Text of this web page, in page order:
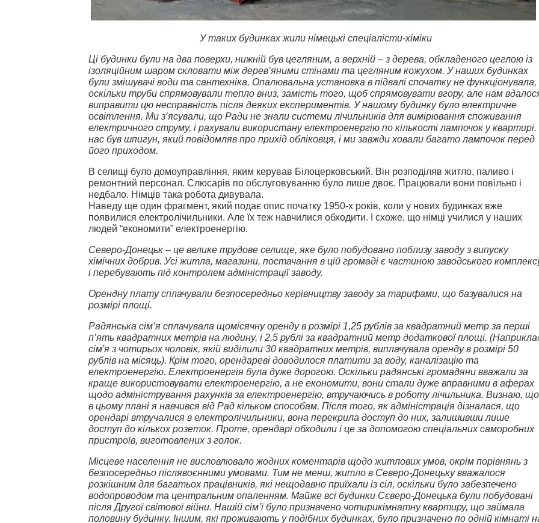
У таких будинках жили німецькі спеціалісти-хіміки
Ці будинки були на два поверхи, нижній був цегляним, а верхній – з дерева, обкладеного цеглою із
ізоляційним шаром скловати між дерев’яними стінами та цегляним кожухом. У наших будинках
були змішувачі води та сантехніка. Опалювальна установка в підвалі спочатку не функціонувала,
оскільки труби спрямовували тепло вниз, замість того, щоб спрямовувати вгору, але нам
виправити цю несправність після деяких експериментів. У нашому будинку було електричне
освітлення. Ми з’ясували, що Ради не знали системи лічильників для вимірювання споживання
електричного струму, і рахували використану електроенергію по кількості лампочок у квартирі.
нас був шпигун, який повідомляв про прихід обліковця, і ми завжди ховали багато лампочок перед
його приходом.
В селищі було домоуправління, яким керував Білоцерковський. Він розподіляв житло, паливо і
ремонтний персонал. Слюсарів по обслуговуванню було лише двоє. Працювали вони повільно і
недбало. Німців така робота дивувала.
Наведу ще один фрагмент, який подає опис початку 1950-х років, коли у нових будинках вже
появилися електролічильники. Але їх теж навчилися обходити. І схоже, що німці училися у наших
людей “економити” електроенергію.
Северо-Донецьк – це велике трудове селище, яке було побудовано поблизу заводу з випуску
хімічних добрив. Усі житла, магазини, постачання в цій громаді є частиною заводського
і перебувають під контролем адміністрації заводу.
Орендну плату сплачували безпосередньо керівництву заводу за тарифами, що базувалися на
розмірі площі.
Радянська сім’я сплачувала щомісячну оренду в розмірі 1,25 рублів за квадратний метр за перші
п’ять квадратних метрів на людину, і 2,5 рублі за квадратний метр додаткової площі.
сім'я з чотирьох чоловік, якій виділили 30 квадратних метрів, виплачувала оренду в розмірі 50
рублів на місяць). Крім того, орендареві доводилося платити за воду, каналізацію та
електроенергію. Електроенергія була дуже дорогою. Оскільки радянські громадяни вважали за
краще використовувати електроенергію, а не економити, вони стали дуже вправними в аферах
щодо адміністрування рахунків за електроенергію, втручаючись в роботу лічильника. Визнаю, що
в цьому плані я навчився від Рад кільком способам. Після того, як адміністрація дізналася, що
орендарі втручалися в електролічильники, вона перекрила доступ до них, залишивши лише
доступ до кількох розеток. Проте, орендарі обходили і це за допомогою спеціальних саморобних
пристроїв, виготовлених з голок.
Місцеве населення не висловлювало жодних коментарів щодо житлових умов, окрім порівнянь з
безпосередньо післявоєнними умовами. Тим не менш, житло в Северо-Донецьку вважалося
розкішним для багатьох працівників, які нещодавно приїхали із сіл, оскільки було забезпечено
водопроводом та центральним опаленням. Майже всі будинки Сєверо-Донецька були побудовані
після Другої світової війни. Нашій сім’ї було призначено чотирикімнатну квартиру, що займала
половину будинку. Іншим, які проживають у подібних будинках, було призначено по одній кімнаті